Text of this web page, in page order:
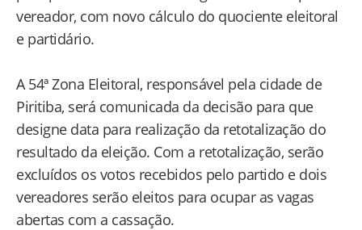
vereador, com novo cálculo do quociente eleitoral
e partidário.
A 54ª Zona Eleitoral, responsável pela cidade de
Piritiba, será comunicada da decisão para que
designe data para realização da retotalização do
resultado da eleição. Com a retotalização, serão
excluídos os votos recebidos pelo partido e dois
vereadores serão eleitos para ocupar as vagas
abertas com a cassação.